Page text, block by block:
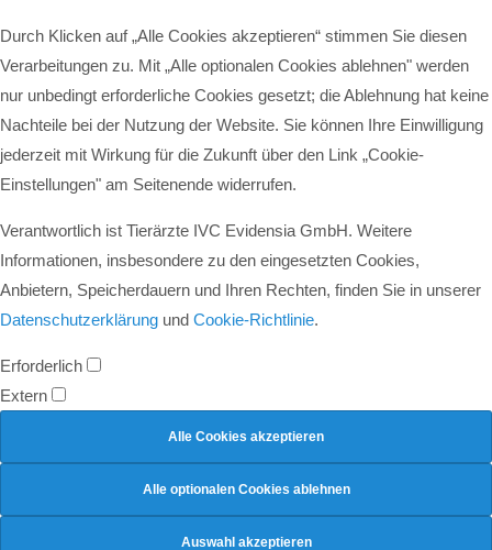
Durch Klicken auf „Alle Cookies akzeptieren“ stimmen Sie diesen
Verarbeitungen zu. Mit „Alle optionalen Cookies ablehnen" werden
nur unbedingt erforderliche Cookies gesetzt; die Ablehnung hat keine
Nachteile bei der Nutzung der Website. Sie können Ihre Einwilligung
jederzeit mit Wirkung für die Zukunft über den Link „Cookie-
Einstellungen" am Seitenende widerrufen.
Verantwortlich ist Tierärzte IVC Evidensia GmbH. Weitere
Informationen, insbesondere zu den eingesetzten Cookies,
Anbietern, Speicherdauern und Ihren Rechten, finden Sie in unserer
Datenschutzerklärung und Cookie-Richtlinie.
Erforderlich
Extern